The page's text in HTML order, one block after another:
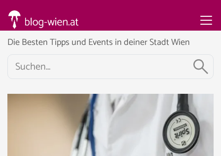
Die Besten Tipps und Events in deiner Stadt Wien